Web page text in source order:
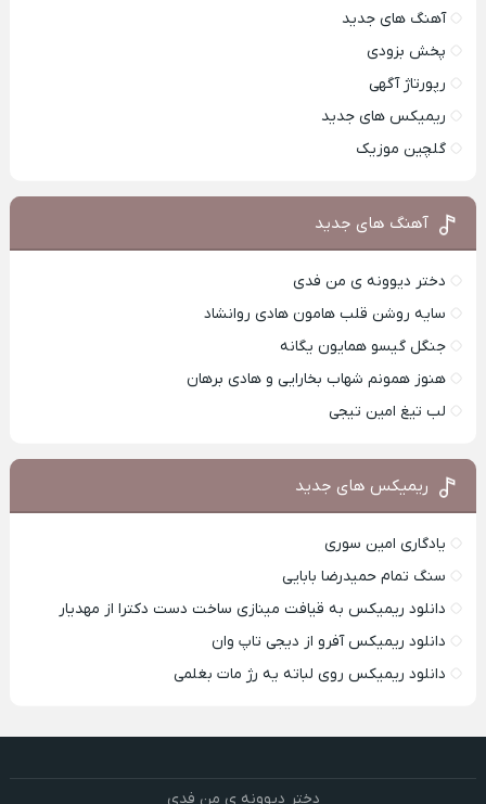
آهنگ های جدید
پخش بزودی
رپورتاژ آگهی
ریمیکس های جدید
گلچین موزیک
آهنگ های جدید
دختر دیوونه ی من فدی
سایه روشن قلب هامون هادی روانشاد
جنگل گیسو همایون یگانه
هنوز همونم شهاب بخارایی و هادی برهان
لب تیغ امین تیجی
ریمیکس های جدید
یادگاری امین سوری
سنگ تمام حمیدرضا بابایی
دانلود ریمیکس به قیافت مینازی ساخت دست دکترا از مهدیار
دانلود ریمیکس آفرو از ديجی تاپ وان
دانلود ریمیکس روی لباته یه رژ مات بغلمی
دختر دیوونه ی من فدی